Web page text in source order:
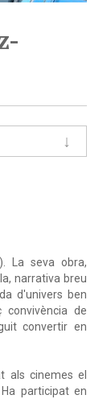
La seva obra,
narrativa breu
d'univers ben
de
convertir en
als cinemes el
participat en